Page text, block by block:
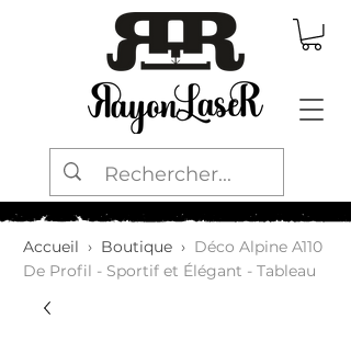
Accueil › Boutique › Déco Alpine A110
De Profil - Sportif et Élégant - Tableau